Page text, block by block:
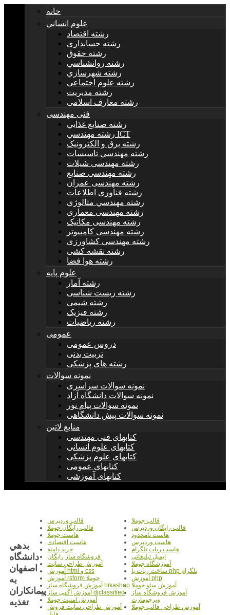
خانه
علوم انساني
رشته اقتصاد
رشته حسابداري
رشته حقوق
رشته روانشناسي
رشته شهرسازي
رشته علوم اجتماعي
رشته مديريت
رشته معارف اسلامی
فنی مهندسی
رشته صنايع غذايي
رشته مهندسي ICT
رشته برق و الکترونيک
رشته مهندسي تاسيسات
رشته مهندسی شیلات
رشته مهندسی صنایع
رشته مهندسی عمران
رشته فناوری اطلاعات
رشته مهندسي متالوژي
رشته مهندسی معماری
رشته مهندسی مکانیک
رشته مهندسی کامپیوتر
رشته مهندسی کشاورزی
رشته نقشه کشی
رشته هوا فضا
علوم پایه
رشته آمار
رشته زیست شناسی
رشته شیمی
رشته فیزیک
رشته ریاضیات
عمومی
دروس عمومی
تربیت بدنی
رشته های پزشکی
نمونه سوالات
نمونه سوالات سراسری
نمونه سوالات دانشگاه آزاد
نمونه سوالات پیام نور
نمونه سوالات پیش دانشگاهی
منابع لاتین
کتابهای فنی مهندسی
کتابهای علوم انسانی
کتابهای علوم پزشکی
کتابهای عمومی
کتابهای آموزشی
قالب جوملا
قالب وردپرس
قالب رایگان وردپرس
قالب رایگان جوملا
هاست نامحدود
هاست جوملا
هاست وردپرس
هاست اقتصادی
هاست ربات تلگرام
خرید دامنه
ایمیل تبلیغاتی
فروشگاه ساز رایگان
آموزشگاه جوملا
آموزش طراحی سایت
ساخت ربات با php تلگرام
آموزش html و css
آموزش php
آموزش rsform جوملا
آموزش سئو جوملا آموزش فروشگاه ساز hikashop
آموزش فروشگاه ساز
ویرچومارت
آموزش آگهی ساز djclassified
آموزش امنیت جوملا
آموزش طراحی قالب جوملا
آموزش طراحی سایت فروش
بدهي
دانشگاه
اصفهان
به
پيمانکاران
تغذيه